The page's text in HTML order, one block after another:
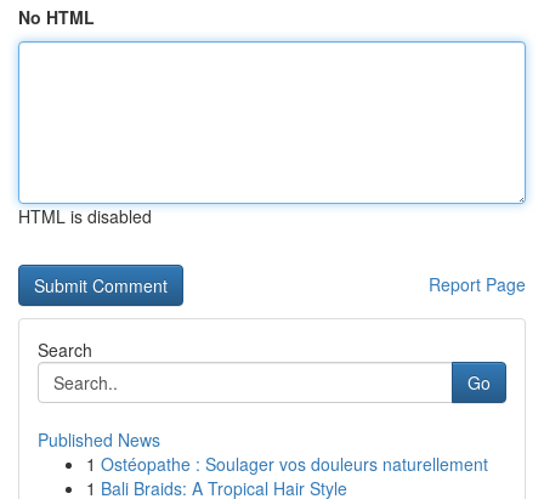
No HTML
HTML is disabled
Report Page
Search
Go
Published News
1 Ostéopathe : Soulager vos douleurs naturellement
1 Bali Braids: A Tropical Hair Style